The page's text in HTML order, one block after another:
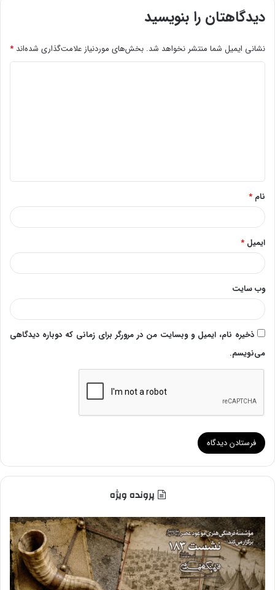
دیدگاهتان را بنویسید
نشانی ایمیل شما منتشر نخواهد شد. بخش‌های موردنیاز علامت‌گذاری شده‌اند *
*
نام *
ایمیل *
وب‌ سایت
ذخیره نام، ایمیل و وبسایت من در مرورگر برای زمانی که دوباره دیدگاهی
می‌نویسم.
پرونده ویژه